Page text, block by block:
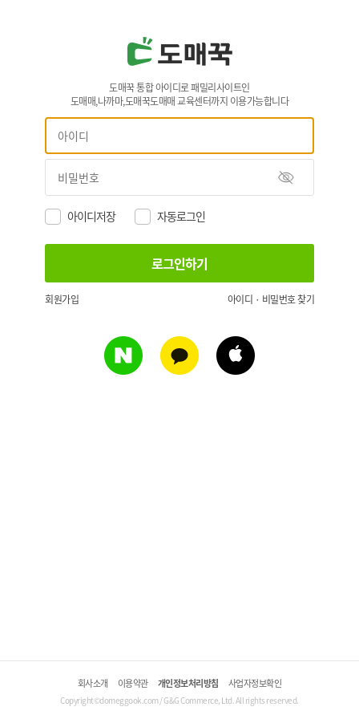
도매꾹 통합 아이디로 패밀리사이트인
도매매,나까마,도매꾹도매매 교육센터까지 이용가능합니다
아이디저장 자동로그인
회원가입 아이디 · 비밀번호 찾기
회사소개 이용약관 개인정보처리방침 사업자정보확인
Copyright©domeggook.com / G&G Commerce, Ltd. All rights reserved.